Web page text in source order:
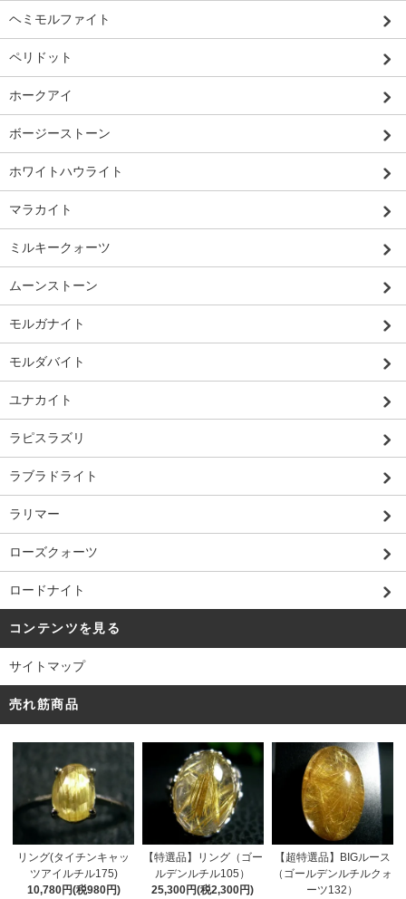
ヘミモルファイト
ペリドット
ホークアイ
ボージーストーン
ホワイトハウライト
マラカイト
ミルキークォーツ
ムーンストーン
モルガナイト
モルダバイト
ユナカイト
ラピスラズリ
ラブラドライト
ラリマー
ローズクォーツ
ロードナイト
コンテンツを見る
サイトマップ
売れ筋商品
リング(タイチンキャッ
ツアイルチル175)
10,780円(税980円)
【特選品】リング（ゴー
ルデンルチル105）
25,300円(税2,300円)
【超特選品】BIGルース
（ゴールデンルチルクォ
ーツ132）